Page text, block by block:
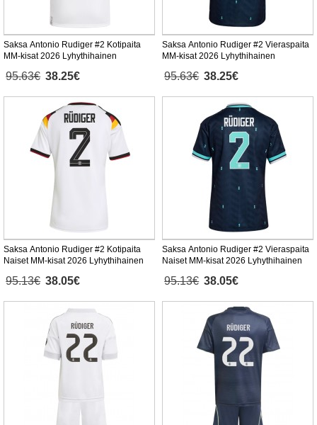
Saksa Antonio Rudiger #2 Kotipaita
MM-kisat 2026 Lyhythihainen
95.63€ 38.25€
Saksa Antonio Rudiger #2 Vieraspaita
MM-kisat 2026 Lyhythihainen
95.63€ 38.25€
Saksa Antonio Rudiger #2 Kotipaita
Naiset MM-kisat 2026 Lyhythihainen
95.13€ 38.05€
Saksa Antonio Rudiger #2 Vieraspaita
Naiset MM-kisat 2026 Lyhythihainen
95.13€ 38.05€